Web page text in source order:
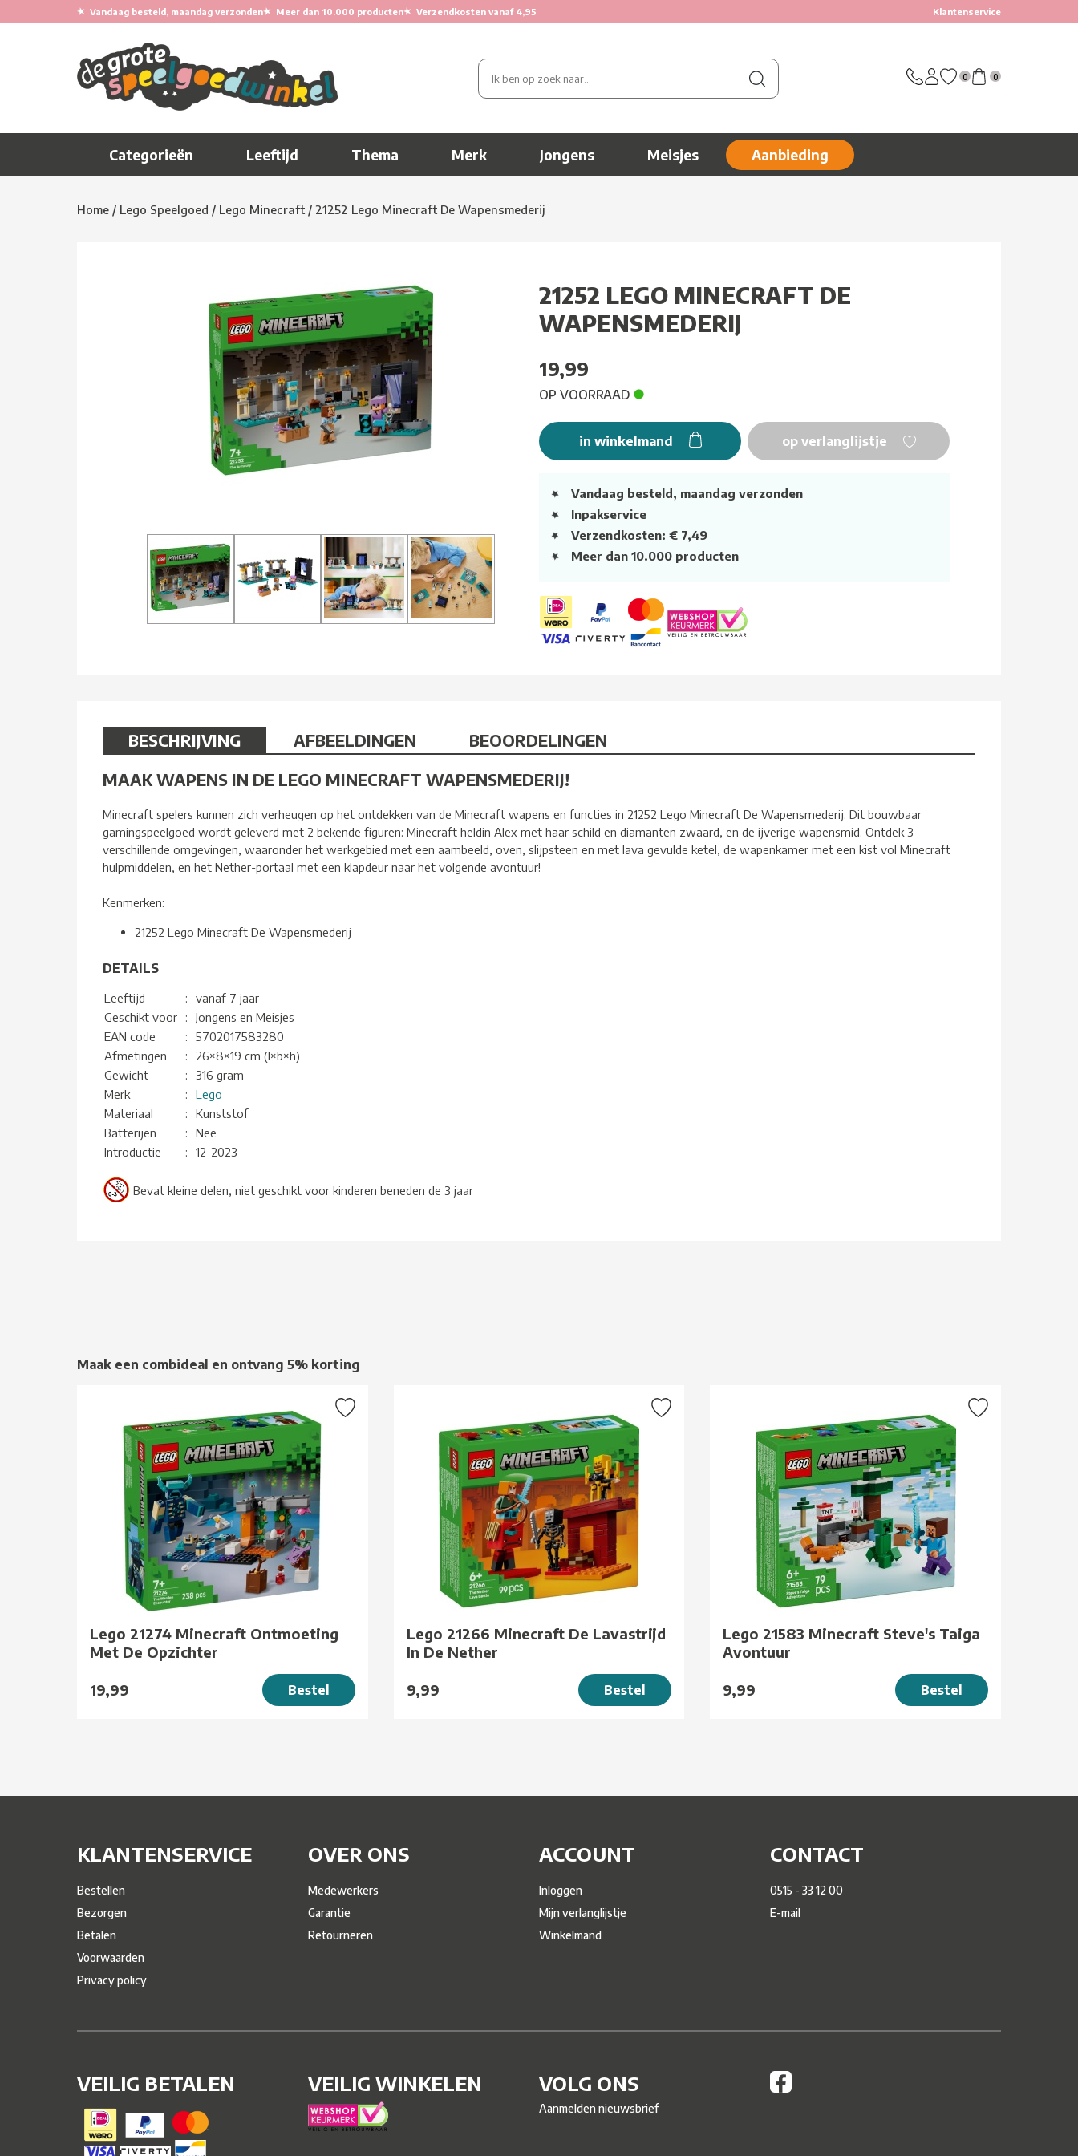
★ Vandaag besteld, maandag verzonden★ Meer dan 10.000 producten★ Verzendkosten vanaf 4,95 Klantenservice
0 0
Categorieën Leeftijd Thema Merk Jongens Meisjes Aanbieding
Home / Lego Speelgoed / Lego Minecraft / 21252 Lego Minecraft De Wapensmederij
21252 LEGO MINECRAFT DE
WAPENSMEDERIJ
19,99
OP VOORRAAD
in winkelmand op verlanglijstje
Vandaag besteld, maandag verzonden
Inpakservice
Verzendkosten: € 7,49
Meer dan 10.000 producten
BESCHRIJVING AFBEELDINGEN
BEOORDELINGEN
MAAK WAPENS IN DE LEGO MINECRAFT WAPENSMEDERIJ!
Minecraft spelers kunnen zich verheugen op het ontdekken van de Minecraft wapens en functies in 21252 Lego Minecraft De Wapensmederij. Dit bouwbaar
gamingspeelgoed wordt geleverd met 2 bekende figuren: Minecraft heldin Alex met haar schild en diamanten zwaard, en de ijverige wapensmid. Ontdek 3
verschillende omgevingen, waaronder het werkgebied met een aambeeld, oven, slijpsteen en met lava gevulde ketel, de wapenkamer met een kist vol Minecraft
hulpmiddelen, en het Nether-portaal met een klapdeur naar het volgende avontuur!
Kenmerken:
21252 Lego Minecraft De Wapensmederij
DETAILS
Leeftijd :
vanaf 7 jaar
Geschikt voor
:
Jongens en Meisjes
EAN code
:
5702017583280
Afmetingen
:
26×8×19 cm (l×b×h)
Gewicht
:
316 gram
Merk
:
Lego
Materiaal
:
Kunststof
Batterijen
:
Nee
Introductie
: 12-2023
Bevat kleine delen, niet geschikt voor kinderen beneden de 3 jaar
Maak een combideal en ontvang 5% korting
Lego 21274 Minecraft Ontmoeting
Met De Opzichter
19,99 Bestel
Lego 21266 Minecraft De Lavastrijd
In De Nether
9,99 Bestel
Lego 21583 Minecraft Steve's Taiga
Avontuur
9,99 Bestel
KLANTENSERVICE
Bestellen
Bezorgen
Betalen
Voorwaarden
Privacy policy
OVER ONS
Medewerkers
Garantie
Retourneren
ACCOUNT
Inloggen
Mijn verlanglijstje
Winkelmand
CONTACT
0515 - 33 12 00
E-mail
VEILIG BETALEN VEILIG WINKELEN VOLG ONS
Aanmelden nieuwsbrief